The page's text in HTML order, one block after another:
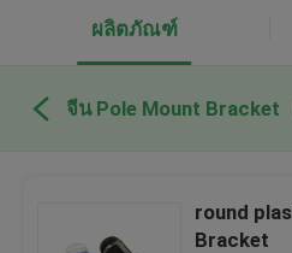
ผลิตภัณฑ์
จีน Pole Mount Bracket
round
Bracket